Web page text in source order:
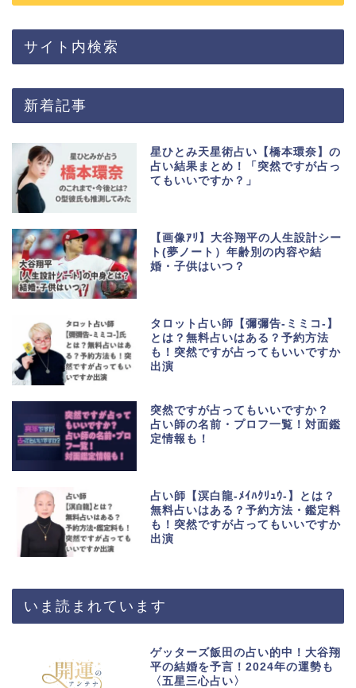
サイト内検索
新着記事
星ひとみ天星術占い【橋本環奈】の
占い結果まとめ！「突然ですが占っ
てもいいですか？」
【画像ｱﾘ】大谷翔平の人生設計シー
ト(夢ノート）年齢別の内容や結
婚・子供はいつ？
タロット占い師【彌彌告-ミミコ-】
とは？無料占いはある？予約方法
も！突然ですが占ってもいいですか
出演
突然ですが占ってもいいですか？
占い師の名前・プロフ一覧！対面鑑
定情報も！
占い師【溟白龍-ﾒｲﾊｸﾘｭｳ-】とは？
無料占いはある？予約方法・鑑定料
も！突然ですが占ってもいいですか
出演
いま読まれています
ゲッターズ飯田の占い的中！大谷翔
平の結婚を予言！2024年の運勢も
〈五星三心占い〉